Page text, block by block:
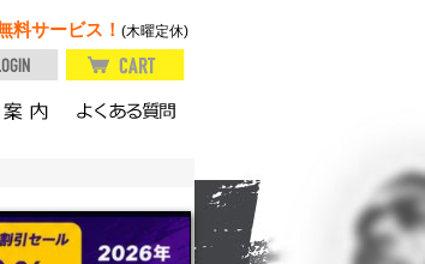
料サービス！ (木曜定休)